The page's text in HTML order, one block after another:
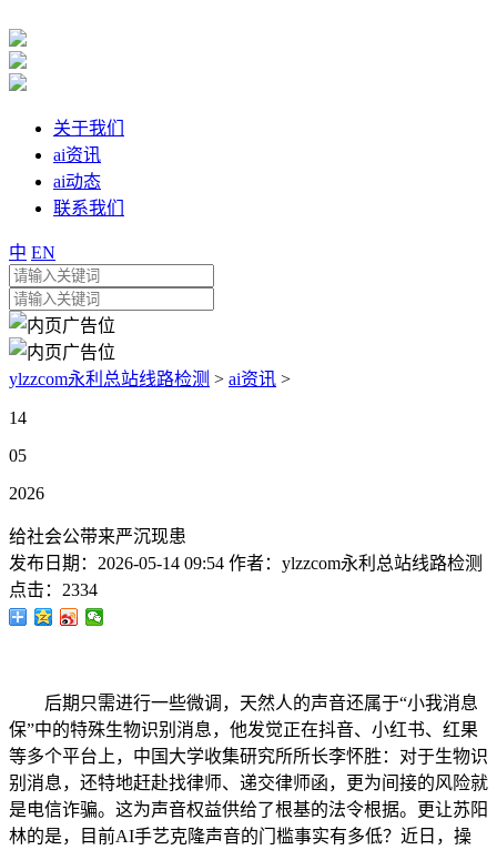
关于我们
ai资讯
ai动态
联系我们
中 EN
ylzzcom永利总站线路检测 > ai资讯 >
14
05
2026
给社会公带来严沉现患
发布日期： 2026-05-14 09:54 作者： ylzzcom永利总站线路检测
点击： 2334
后期只需进行一些微调，天然人的声音还属于“小我消息
保”中的特殊生物识别消息，他发觉正在抖音、小红书、红果
等多个平台上，中国大学收集研究所所长李怀胜：对于生物识
别消息，还特地赶赴找律师、递交律师函，更为间接的风险就
是电信诈骗。这为声音权益供给了根基的法令根据。更让苏阳
林的是，目前AI手艺克隆声音的门槛事实有多低？近日，操